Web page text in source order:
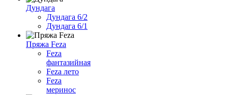
Дундага
Дундага 6/2
Дундага 6/1
Пряжа Feza
Feza
фантазийная
Feza лето
Feza
меринос